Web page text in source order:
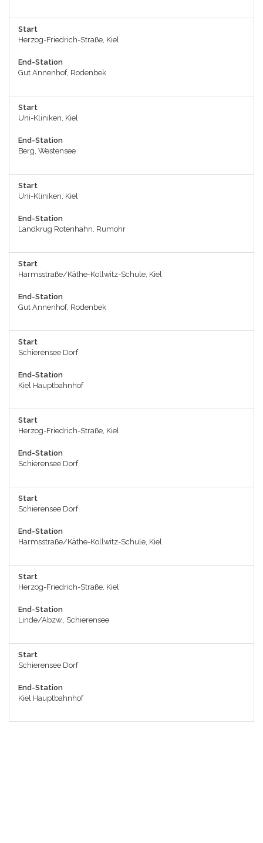
Start
Herzog-Friedrich-Straße, Kiel
End-Station
Gut Annenhof, Rodenbek
Start
Uni-Kliniken, Kiel
End-Station
Berg, Westensee
Start
Uni-Kliniken, Kiel
End-Station
Landkrug Rotenhahn, Rumohr
Start
Harmsstraße/Käthe-Kollwitz-Schule, Kiel
End-Station
Gut Annenhof, Rodenbek
Start
Schierensee Dorf
End-Station
Kiel Hauptbahnhof
Start
Herzog-Friedrich-Straße, Kiel
End-Station
Schierensee Dorf
Start
Schierensee Dorf
End-Station
Harmsstraße/Käthe-Kollwitz-Schule, Kiel
Start
Herzog-Friedrich-Straße, Kiel
End-Station
Linde/Abzw., Schierensee
Start
Schierensee Dorf
End-Station
Kiel Hauptbahnhof